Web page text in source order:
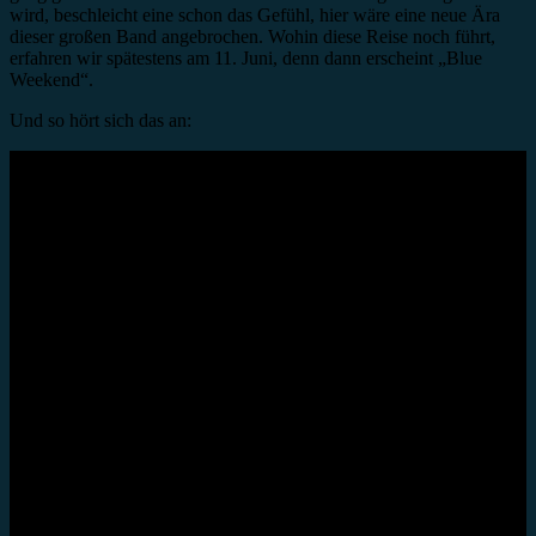
wird, beschleicht eine schon das Gefühl, hier wäre eine neue Ära
dieser großen Band angebrochen. Wohin diese Reise noch führt,
erfahren wir spätestens am 11. Juni, denn dann erscheint „Blue
Weekend“.
Und so hört sich das an: